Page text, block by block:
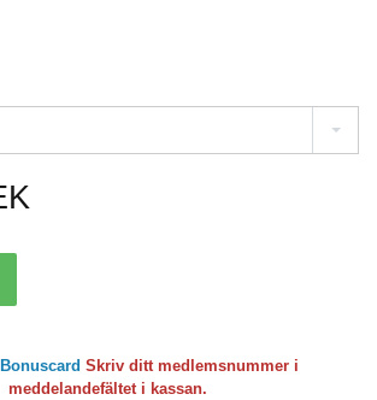
Bonuscard Skriv ditt medlemsnummer i
meddelandefältet i kassan.